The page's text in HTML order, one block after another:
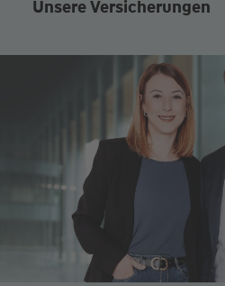
Unsere Versicherungen